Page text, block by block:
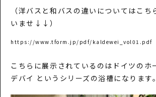
（洋バスと和バスの違いについてはこち
いませ↓↓）
https://www.tform.jp/pdf/kaldewei_vol01.pdf
こちらに展示されているのはドイツのホ
デバイ というシリーズの浴槽になります。